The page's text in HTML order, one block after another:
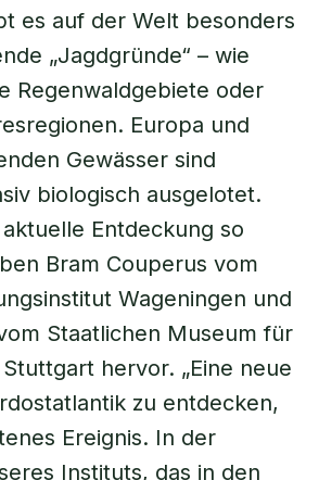
es auf der Welt besonders
„Jagdgründe“ – wie
Regenwaldgebiete oder
Europa und
Gewässer sind
biologisch ausgelotet.
Entdeckung so
Bram Couperus vom
Wageningen und
Staatlichen Museum für
hervor. „Eine neue
zu entdecken,
Ereignis. In der
Instituts, das in den